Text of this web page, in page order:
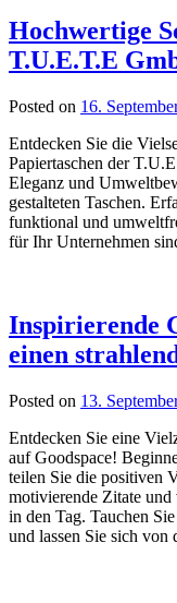
Hochwertige
T.U.E.T.E
Posted on 16.
Entdecken Sie die
Papiertaschen der
Eleganz und
gestalteten Taschen.
funktional und
für Ihr Unternehmen
Inspirierende
einen
Posted on 13.
Entdecken Sie eine
auf Goodspace!
teilen Sie die positiven
motivierende Zitate und
in den Tag. Tauchen
und lassen Sie sich von